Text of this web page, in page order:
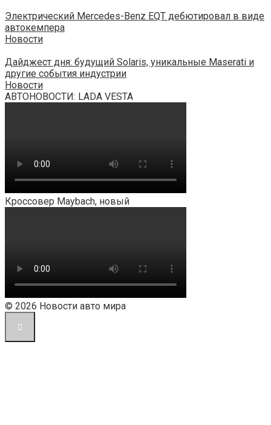
Электрический Mercedes-Benz EQT дебютировал в виде
автокемпера
Новости
Дайджест дня: будущий Solaris, уникальные Maserati и
другие события индустрии
Новости
АВТОНОВОСТИ: LADA VESTA
Кроссовер Maybach, новый
© 2026 Новости авто мира